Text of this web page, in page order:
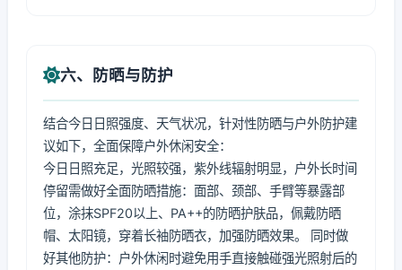
六、防晒与防护
结合今日日照强度、天气状况，针对性防晒与户外防护建
议如下，全面保障户外休闲安全：
今日日照充足，光照较强，紫外线辐射明显，户外长时间
停留需做好全面防晒措施：面部、颈部、手臂等暴露部
位，涂抹SPF20以上、PA++的防晒护肤品，佩戴防晒
帽、太阳镜，穿着长袖防晒衣，加强防晒效果。 同时做
好其他防护：户外休闲时避免用手直接触碰强光照射后的